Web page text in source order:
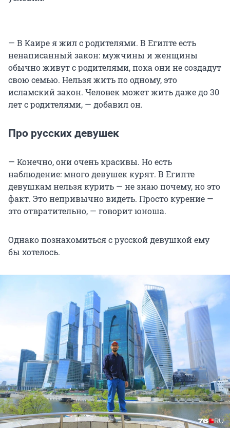
— В Каире я жил с родителями. В Египте есть
ненаписанный закон: мужчины и женщины
обычно живут с родителями, пока они не создадут
свою семью. Нельзя жить по одному, это
исламский закон. Человек может жить даже до 30
лет с родителями, — добавил он.
Про русских девушек
— Конечно, они очень красивы. Но есть
наблюдение: много девушек курят. В Египте
девушкам нельзя курить — не знаю почему, но это
факт. Это непривычно видеть. Просто курение —
это отвратительно, — говорит юноша.
Однако познакомиться с русской девушкой ему
бы хотелось.